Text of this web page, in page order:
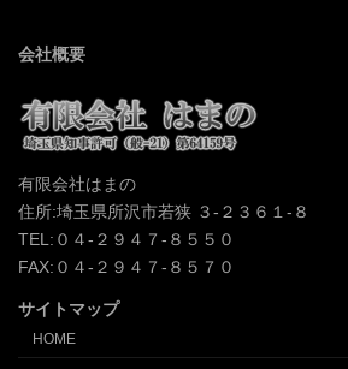
会社概要
有限会社はまの
住所:埼玉県所沢市若狭 ３-２３６１-８
TEL:０４-２９４７-８５５０
FAX:０４-２９４７-８５７０
サイトマップ
HOME